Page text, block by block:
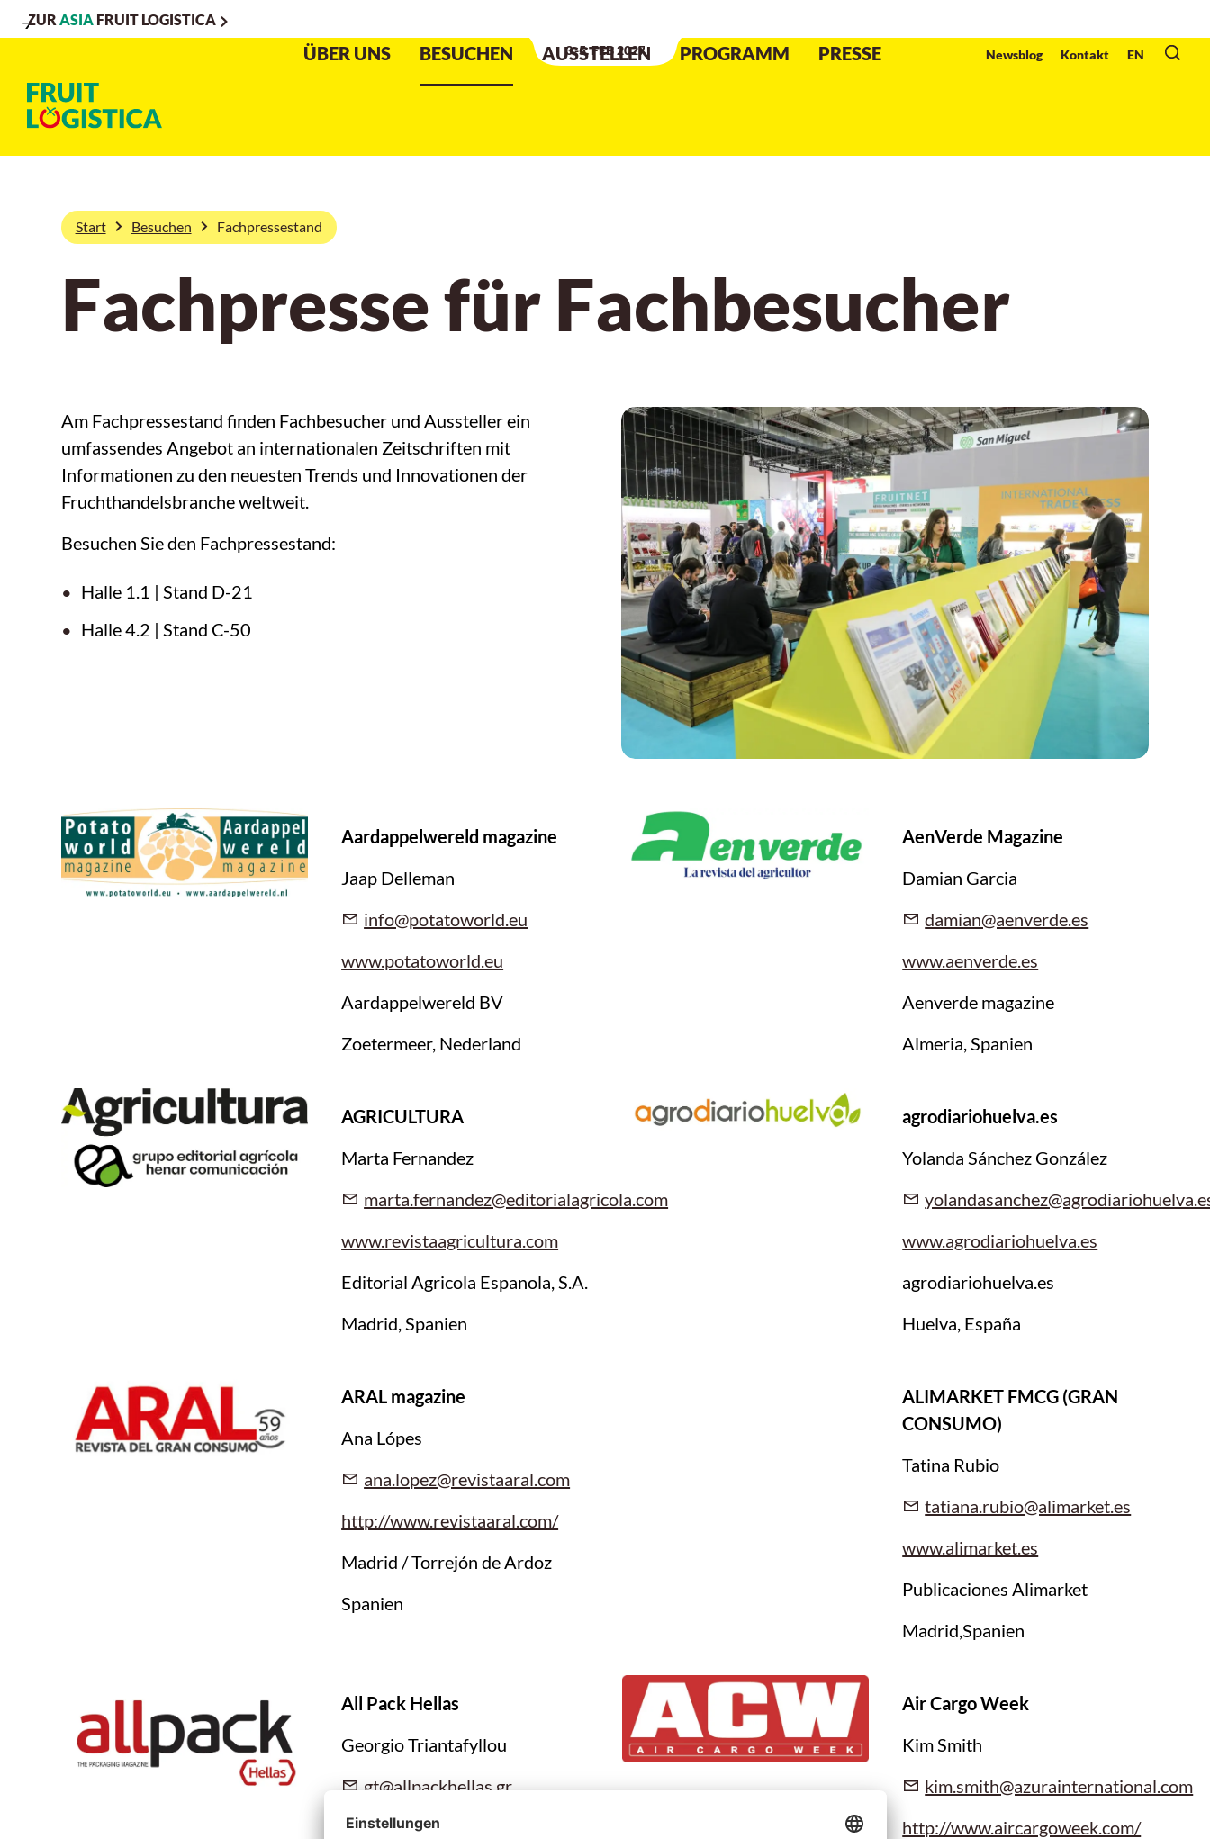
Zur
Zur
Zum
ZUR ASIA FRUIT LOGISTICA
Datum der Veranstaltung:
3.-5. FEB 2027
ÜBER UNS BESUCHEN AUSSTELLEN PROGRAMM PRESSE Newsblog Kontakt EN
Start Besuchen Fachpressestand
Fachpresse für Fachbesucher
Am Fachpressestand finden Fachbesucher und Aussteller ein
umfassendes Angebot an internationalen Zeitschriften mit
Informationen zu den neuesten Trends und Innovationen der
Fruchthandelsbranche weltweit.
Besuchen Sie den Fachpressestand:
Halle 1.1 | Stand D-21
Halle 4.2 | Stand C-50
Aardappelwereld magazine
Jaap Delleman
info@potatoworld.eu
www.potatoworld.eu
Aardappelwereld BV
Zoetermeer, Nederland
AenVerde Magazine
Damian Garcia
damian@aenverde.es
www.aenverde.es
Aenverde magazine
Almeria, Spanien
AGRICULTURA
Marta Fernandez
marta.fernandez@editorialagricola.com
www.revistaagricultura.com
Editorial Agricola Espanola, S.A.
Madrid, Spanien
agrodiariohuelva.es
Yolanda Sánchez González
www.agrodiariohuelva.es
agrodiariohuelva.es
Huelva, España
ARAL magazine
Ana Lópes
ana.lopez@revistaaral.com
http://www.revistaaral.com/
Madrid / Torrejón de Ardoz
Spanien
ALIMARKET FMCG (GRAN
CONSUMO)
Tatina Rubio
tatiana.rubio@alimarket.es
www.alimarket.es
Publicaciones Alimarket
Madrid,Spanien
All Pack Hellas
Georgio Triantafyllou
gt@allpackhellas.gr
www.allpackhellas.gr
Air Cargo Week
Kim Smith
kim.smith@azurainternational.com
http://www.aircargoweek.com/